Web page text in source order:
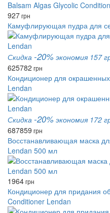
927грн
Камуфлирующая пудра для
Скидка -20% экономия 157
625782 грн
Кондиционер для
Lendan
Скидка -20% экономия 172
687859 грн
Восстанавливающая маска
Lendan 500 мл
1964грн
Кондиционер для придания
Conditioner Lendan